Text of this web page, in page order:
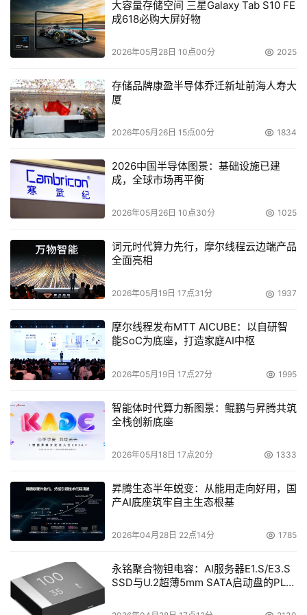
软件，不能提供一套企业基础管理问题整体解决方案;另一
类是先有管理思想，后有融合管理思想的软件产品，这类产
品在先进管理思想的指导下，帮助企业管理人员及时发现基
础管理中的问题，规避基础管理中可能存在的风险。如金和
软件，除了研发中心、营销中心和服务中心外，还有一个非
常特别的团队：以管理学家栾润峰先生为首，由许多经验丰
富的企业老总、专家或教授组成的精确管理研究院，主要研
用于指导研发中心开发协同管理软件产品。
2、能够整合企业已有的各种业务系统
目前，很多企业都先后实施了各式各样的业务系统，帮助企
业解决业务管理
中出现的各种问题，提高了企业的盈利能力。然而，各个业
业希望协同软件能够把所有业务系统集中在一起，同时也实
现各个业务系统之间的业务数据交换，这就要求协同软件具
有平台的特性。我在2006年做客赛迪网时，曾经说过平台
能了解到企业的所有信息，包括各种业务信息和财务数据;
同时，各个业务系统也可以通过该平台实现信息共享和交
换，比如使用客户关系系统的销售人员能快速了解到企业生
划;生产车间也能及时了解到公司的销售情况，合理安排生
产计划。
3、能够根据企业的实际需要，灵活定制新的功能
企业购买软件产品时，越来越重视产品的可扩展性，希望系
统能够提供灵活
大容量存储空间 三星Galaxy Tab S10 FE
成618必购大屏好物
2026年05月28日 10点00分 2025
存储品牌康盈半导体乔迁新址前海人寿大
厦
2026年05月26日 15点00分 1834
2026中国半导体图景：基础设施已建
成，全球市场再平衡
2026年05月26日 10点30分 1025
词元时代算力先行，摩尔线程云边端产品
全面亮相
2026年05月19日 17点31分 1937
摩尔线程发布MTT AICUBE：以自研智
能SoC为底座，打造家庭AI中枢
2026年05月19日 17点27分 1995
智能体时代算力新图景：鲲鹏与昇腾共筑
全栈创新底座
2026年05月18日 17点20分 1333
昇腾生态半年蜕变：从能用走向好用，国
产AI底座筑牢自主生态根基
2026年04月28日 22点14分 1785
永铭聚合物钽电容：AI服务器E1.S/E3.S
SSD与U.2超薄5mm SATA启动盘的PLP